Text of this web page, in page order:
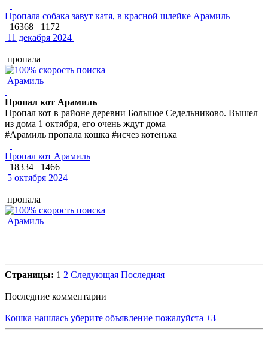
Пропала собака завут катя, в красной шлейке Арамиль
16368
1172
11 декабря 2024
пропала
Арамиль
Пропал кот Арамиль
Пропал кот в районе деревни Большое Седельниково. Вышел
из дома 1 октября, его очень ждут дома
#Арамиль пропала кошка #исчез котенька
Пропал кот Арамиль
18334
1466
5 октября 2024
пропала
Арамиль
Страницы: 1 2 Следующая Последняя
Последние комментарии
Кошка нашлась уберите объявление пожалуйста +3